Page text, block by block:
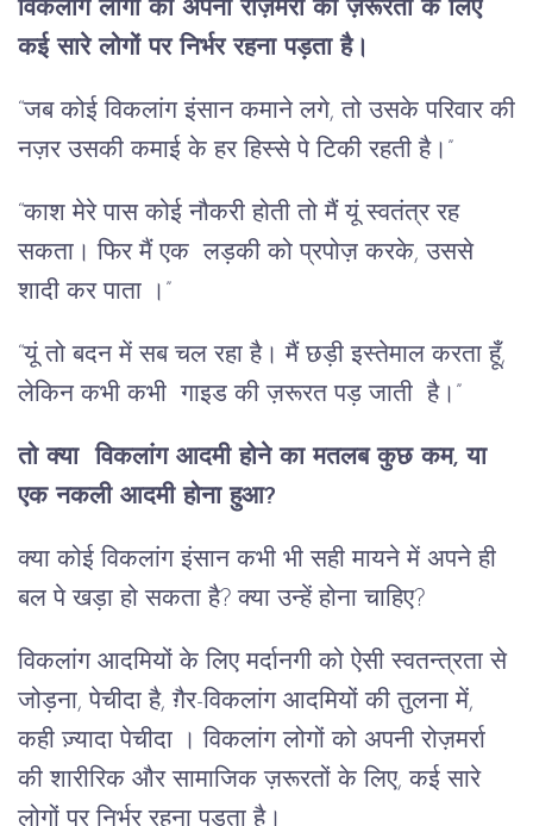
विकलांग लोगों को अपनी रोज़मर्रा की ज़रूरतों के लिए
कई सारे लोगों पर निर्भर रहना पड़ता है।
“जब कोई विकलांग इंसान कमाने लगे, तो उसके परिवार की
नज़र उसकी कमाई के हर हिस्से पे टिकी रहती है।”
“काश मेरे पास कोई नौकरी होती तो मैं यूं स्वतंत्र रह
सकता। फिर मैं एक लड़की को प्रपोज़ करके, उससे
शादी कर पाता ।”
“यूं तो बदन में सब चल रहा है। मैं छड़ी इस्तेमाल करता हूँ,
लेकिन कभी कभी गाइड की ज़रूरत पड़ जाती है।”
तो क्या विकलांग आदमी होने का मतलब कुछ कम, या
एक नकली आदमी होना हुआ?
क्या कोई विकलांग इंसान कभी भी सही मायने में अपने ही
बल पे खड़ा हो सकता है? क्या उन्हें होना चाहिए?
विकलांग आदमियों के लिए मर्दानगी को ऐसी स्वतन्त्रता से
जोड़ना, पेचीदा है, ग़ैर-विकलांग आदमियों की तुलना में,
कही ज़्यादा पेचीदा । विकलांग लोगों को अपनी रोज़मर्रा
की शारीरिक और सामाजिक ज़रूरतों के लिए, कई सारे
लोगों पर निर्भर रहना पड़ता है।